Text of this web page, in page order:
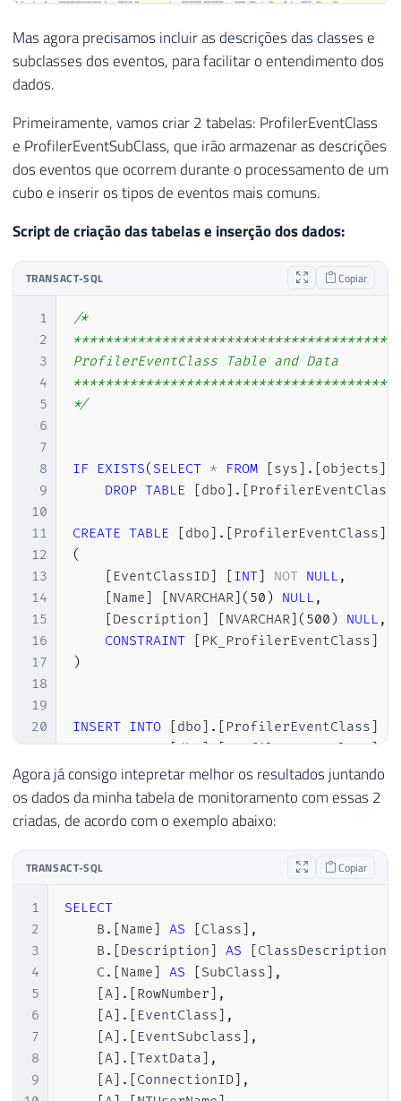
Mas agora precisamos incluir as descrições das classes e
subclasses dos eventos, para facilitar o entendimento dos
dados.
Primeiramente, vamos criar 2 tabelas: ProfilerEventClass
e ProfilerEventSubClass, que irão armazenar as descrições
dos eventos que ocorrem durante o processamento de um
cubo e inserir os tipos de eventos mais comuns.
Script de criação das tabelas e inserção dos dados:
TRANSACT-SQL Copiar
1
2
3
4
5
6
7
8
9
10
11
12
13
14
15
16
17
18
19
20
21
22
23
24
26
27
28
29
30
31
32
33
34
35
36
37
/*
ProfilerEventClass Table and Data
*/
IF EXISTS( SELECT * FROM [sys] . [objects]
DROP TABLE [dbo] . [ ProfilerEventClass
CREATE TABLE [dbo] . [ ProfilerEventClass]
(
[ EventClassID] [INT] NOT NULL ,
[Name] [NVARCHAR] ( 50 ) NULL ,
[Description] [NVARCHAR] ( 500 ) NULL ,
CONSTRAINT
[ PK_ProfilerEventClass]
)
INSERT INTO [dbo] . [ ProfilerEventClass]
INSERT INTO [dbo].[ProfilerEventClass]
INSERT
INTO [dbo].[ProfilerEventClass]
INSERT INTO [ dbo].[ProfilerEventClass ]
INSERT
[ ProfilerEventClass
.
INSERT INTO [dbo].[ProfilerEventClass] (
INSERT
ProfilerEventClass
INSERT
INSERT
INTO [ dbo ]. ProfilerEventClass
INSERT
dbo . ProfilerEventClass
INSERT
INTO [ dbo ] [ ProfilerEventClass
INSERT
INTO dbo . ProfilerEventClass
INSERT
INTO [ dbo [
INSERT
INTO [ dbo . ProfilerEventClass
INSERT
INTO [ dbo ] ProfilerEventClass
INSERT
INTO dbo . [ProfilerEventClass
INSERT
INTO dbo [ ProfilerEventClass
Agora já consigo intepretar melhor os resultados juntando
os dados da minha tabela de monitoramento com essas 2
criadas, de acordo com o exemplo abaixo:
TRANSACT-SQL Copiar
1
2
3
4
5
6
7
8
9
SELECT
    B
. [Name] AS [Class] ,
    B
. [Description] AS [ClassDescription
    C
. [Name] AS [SubClass] ,
[A] . [RowNumber] ,
[A] . [ EventClass] ,
[A] . [ EventSubclass] ,
[A] . [TextData] ,
[A] . [ConnectionID] ,